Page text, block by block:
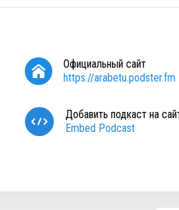
Официальный сайт
https://arabetu.podster.fm
Добавить подкаст на
Embed Podcast